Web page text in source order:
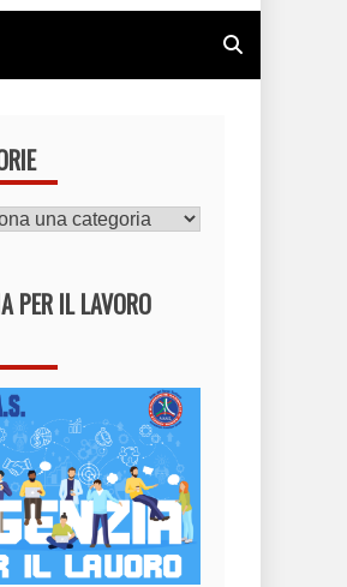
PER IL LAVORO